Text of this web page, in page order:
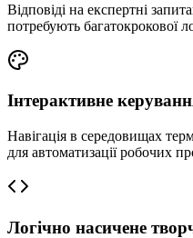
Відповіді на експертні
потребують багатокрокової
Інтерактивне
Навігація в середовищах
для автоматизації робочих
Логічно насичене